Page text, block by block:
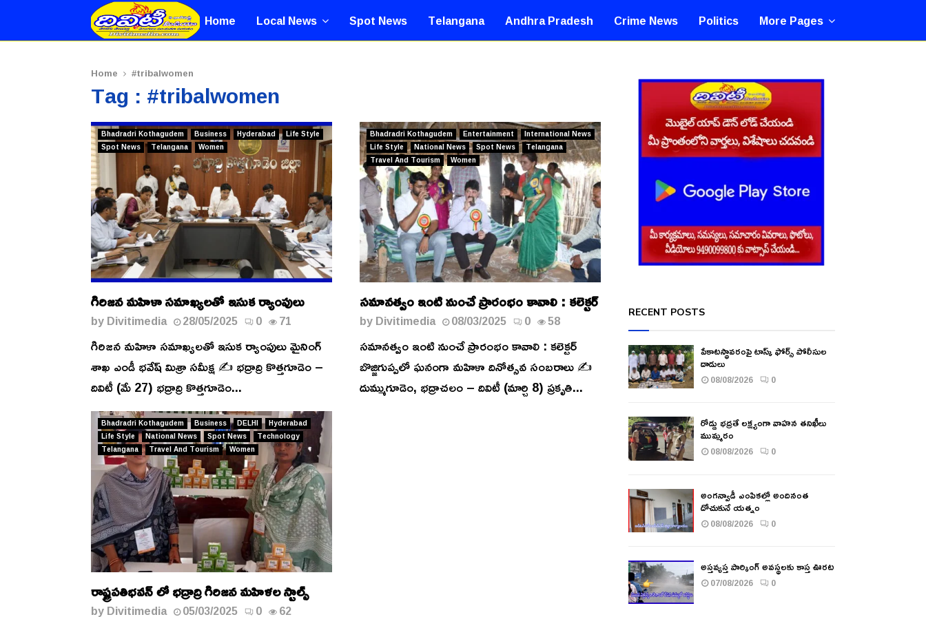
Home Local News Spot News Telangana Andhra Pradesh Crime News Politics More Pages
Home #tribalwomen
Tag : #tribalwomen
Bhadradri Kothagudem Business Hyderabad
Life Style
Spot News
Telangana Women
గిరిజన మహిళా సమాఖ్యలతో ఇసుక ర్యాంపులు
byDivitimedia 28/05/2025 0 71
గిరిజన మహిళా సమాఖ్యలతో ఇసుక ర్యాంపులు మైనింగ్
శాఖ ఎండీ భవేష్ మిశ్రా సమీక్ష ✍️ భద్రాద్రి కొత్తగూడెం –
దివిటీ (మే 27) భద్రాద్రి కొత్తగూడెం...
Bhadradri Kothagudem Entertainment
International News
Life Style
National News Spot News
Telangana
Travel And Tourism
Women
సమానత్వం ఇంటి నుంచే ప్రారంభం కావాలి : కలెక్టర్
byDivitimedia 08/03/2025 0 58
సమానత్వం ఇంటి నుంచే ప్రారంభం కావాలి : కలెక్టర్
బొజ్జిగుప్పలో ఘనంగా మహిళా దినోత్సవ సంబరాలు ✍️
దుమ్ముగూడెం, భద్రాచలం – దివిటీ (మార్చి 8) ప్రకృతి...
Bhadradri Kothagudem Business DELHI
Hyderabad
Life Style
National News Spot News
Technology
Telangana
Travel And Tourism Women
రాష్ట్రపతిభవన్ లో భద్రాద్రి గిరిజన మహిళల స్టాల్స్
byDivitimedia 05/03/2025 0 62
RECENT POSTS
పేకాటస్థావరంపై టాస్క్ ఫోర్స్ పోలీసుల
దాడులు
08/08/2026 0
రోడ్డు భద్రతే లక్ష్యంగా వాహన తనిఖీలు
ముమ్మరం
08/08/2026 0
అంగన్వాడీ ఎంపికల్లో అందినంత
దోచుకునే యత్నం
08/08/2026 0
అస్తవ్యస్త పార్కింగ్ అవస్థలకు కాస్త ఊరట
07/08/2026 0